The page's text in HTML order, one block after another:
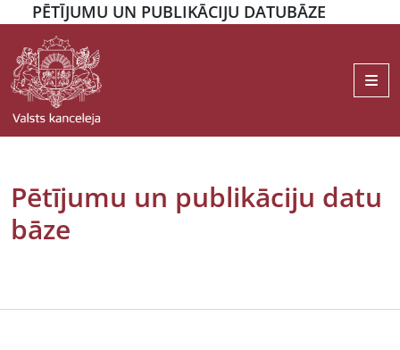
PĒTĪJUMU UN PUBLIKĀCIJU DATUBĀZE
Pētījumu un publikāciju datu
bāze